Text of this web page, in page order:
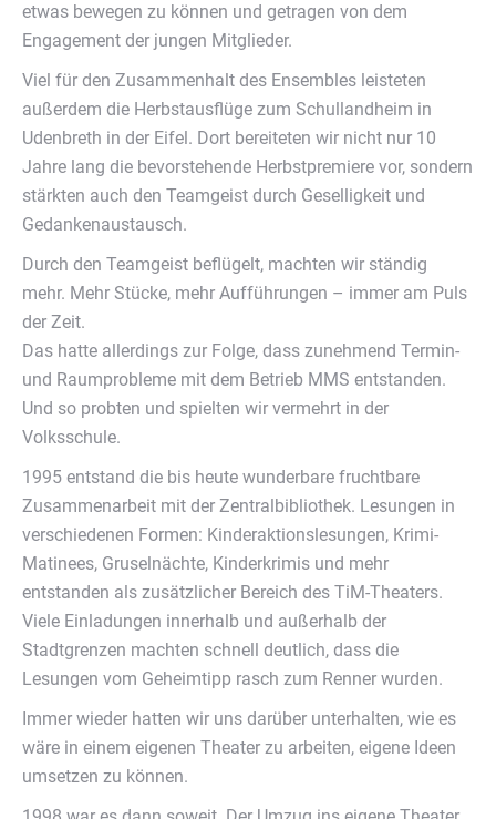
etwas bewegen zu können und getragen von dem
Engagement der jungen Mitglieder.
Viel für den Zusammenhalt des Ensembles leisteten
außerdem die Herbstausflüge zum Schullandheim in
Udenbreth in der Eifel. Dort bereiteten wir nicht nur 10
Jahre lang die bevorstehende Herbstpremiere vor, sondern
stärkten auch den Teamgeist durch Geselligkeit und
Gedankenaustausch.
Durch den Teamgeist beflügelt, machten wir ständig
mehr. Mehr Stücke, mehr Aufführungen – immer am Puls
der Zeit.
Das hatte allerdings zur Folge, dass zunehmend Termin-
und Raumprobleme mit dem Betrieb MMS entstanden.
Und so probten und spielten wir vermehrt in der
Volksschule.
1995 entstand die bis heute wunderbare fruchtbare
Zusammenarbeit mit der Zentralbibliothek. Lesungen in
verschiedenen Formen: Kinderaktionslesungen, Krimi-
Matinees, Gruselnächte, Kinderkrimis und mehr
entstanden als zusätzlicher Bereich des TiM-Theaters.
Viele Einladungen innerhalb und außerhalb der
Stadtgrenzen machten schnell deutlich, dass die
Lesungen vom Geheimtipp rasch zum Renner wurden.
Immer wieder hatten wir uns darüber unterhalten, wie es
wäre in einem eigenen Theater zu arbeiten, eigene Ideen
umsetzen zu können.